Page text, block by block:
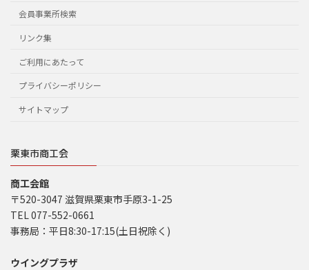
会員事業所検索
リンク集
ご利用にあたって
プライバシーポリシー
サイトマップ
栗東市商工会
商工会館
〒520-3047 滋賀県栗東市手原3-1-25
TEL 077-552-0661
事務局：平日8:30-17:15(土日祝除く)
ウイングプラザ